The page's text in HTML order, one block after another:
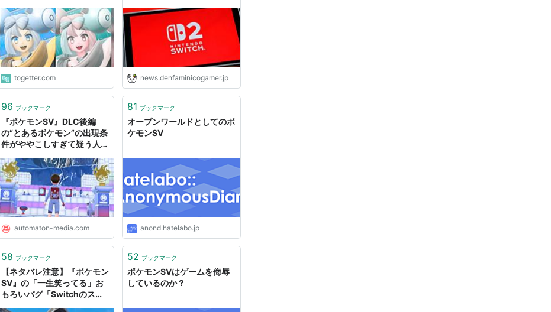
togetter.com
ケモンSV』『どうぶつの
森』『ティアキン』などな
ど、いろんなゲームがぬるぬ
る動く
news.denfaminicogamer.jp
96 ブックマーク
『ポケモンSV』DLC後編
の“とあるポケモン”の出現条
件がややこしすぎて疑う人続
- AUTOMATON
automaton-media.com
81 ブックマーク
オープンワールドとしてのポ
ケモンSV
anond.hatelabo.jp
58 ブックマーク
【ネタバレ注意】『ポケモン
SV』の「一生笑ってる」お
もろいバグ「Switchのスペ
52 ブックマーク
ポケモンSVはゲームを侮辱
しているのか？